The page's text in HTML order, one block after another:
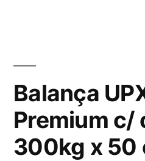
Balança
Premium c/
300kg x 50